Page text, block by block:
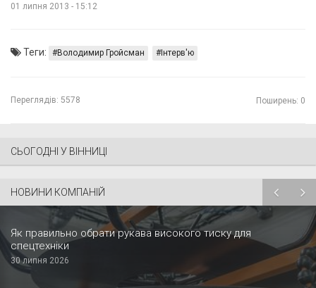
01 липня 2013 - 15:12
Теги: Володимир Гройсман Інтерв'ю
Переглядів: 5578 Поширень: 0
СЬОГОДНІ У ВІННИЦІ
НОВИНИ КОМПАНІЙ
Як правильно обрати рукава високого тиску для
спецтехніки
30 липня 2026